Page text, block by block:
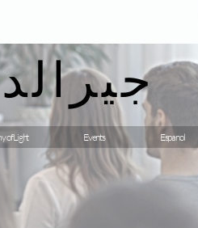
of Light Events Espanol